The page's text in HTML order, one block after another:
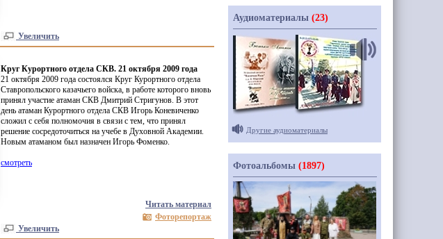
Увеличить
Круг Курортного отдела СКВ. 21 октября 2009 года
21 октября 2009 года состоялся Круг Курортного отдела
Ставропольского казачьего войска, в работе которого вновь
принял участие атаман СКВ Дмитрий Стригунов. В этот
день атаман Курортного отдела СКВ Игорь Коневиченко
сложил с себя полномочия в связи с тем, что принял
решение сосредоточиться на учебе в Духовной Академии.
Новым атаманом был назначен Игорь Фоменко.
смотреть
Читать материал
Фоторепортаж
Увеличить
Аудиоматериалы (23)
Другие аудиоматериалы
Фотоальбомы (1897)